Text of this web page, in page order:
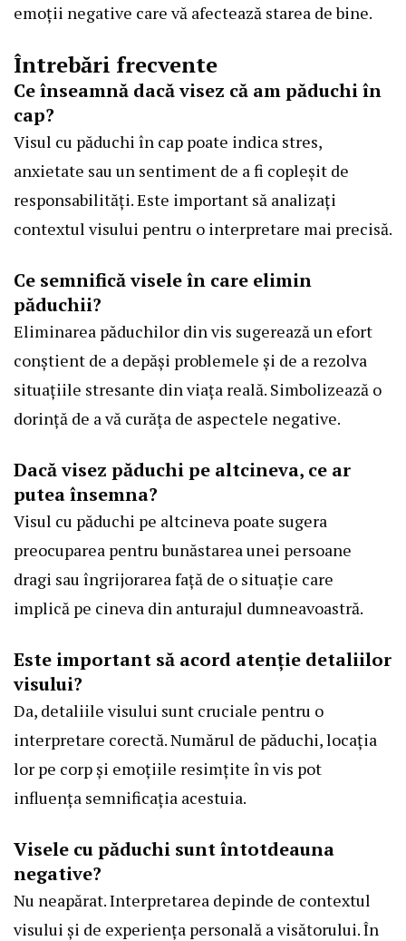
emoții negative care vă afectează starea de bine.
Întrebări frecvente
Ce înseamnă dacă visez că am păduchi în
cap?
Visul cu păduchi în cap poate indica stres,
anxietate sau un sentiment de a fi copleșit de
responsabilități. Este important să analizați
contextul visului pentru o interpretare mai precisă.
Ce semnifică visele în care elimin
păduchii?
Eliminarea păduchilor din vis sugerează un efort
conștient de a depăși problemele și de a rezolva
situațiile stresante din viața reală. Simbolizează o
dorință de a vă curăța de aspectele negative.
Dacă visez păduchi pe altcineva, ce ar
putea însemna?
Visul cu păduchi pe altcineva poate sugera
preocuparea pentru bunăstarea unei persoane
dragi sau îngrijorarea față de o situație care
implică pe cineva din anturajul dumneavoastră.
Este important să acord atenție detaliilor
visului?
Da, detaliile visului sunt cruciale pentru o
interpretare corectă. Numărul de păduchi, locația
lor pe corp și emoțiile resimțite în vis pot
influența semnificația acestuia.
Visele cu păduchi sunt întotdeauna
negative?
Nu neapărat. Interpretarea depinde de contextul
visului și de experiența personală a visătorului. În